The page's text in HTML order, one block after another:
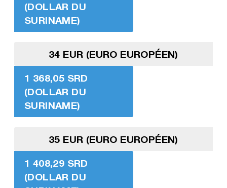
(DOLLAR DU
SURINAME)
34 EUR (EURO EUROPÉEN)
1 368,05 SRD
(DOLLAR DU
SURINAME)
35 EUR (EURO EUROPÉEN)
1 408,29 SRD
(DOLLAR DU